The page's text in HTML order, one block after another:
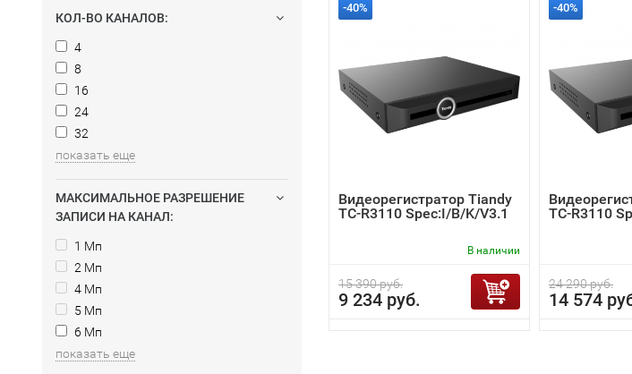
КОЛ-ВО КАНАЛОВ:
4
8
16
24
32
показать еще
МАКСИМАЛЬНОЕ РАЗРЕШЕНИЕ
ЗАПИСИ НА КАНАЛ:
1 Мп
2 Мп
4 Мп
5 Мп
6 Мп
показать еще
-40%
Видеорегистратор Tiandy
TC-R3110 Spec:I/B/K/V3.1
В наличии
15 390 руб.
9 234 руб.
-40%
TC-R3110
24 290 руб.
14 574